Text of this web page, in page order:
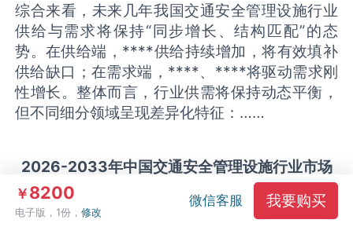
综合来看，未来几年我国交通安全管理设施行业
供给与需求将保持“同步增长、结构匹配”的态
势。在供给端，****供给持续增加，将有效填补
供给缺口；在需求端，****、****将驱动需求刚
性增长。整体而言，行业供需将保持动态平衡，
但不同细分领域呈现差异化特征：……
2026-2033年中国交通安全管理设施行业市场
￥8200
电子版，1份，修改
微信客服 我要购买